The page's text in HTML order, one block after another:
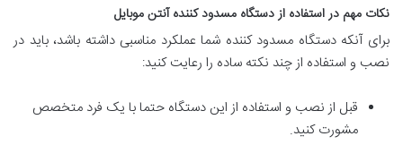
نکات مهم در استفاده از دستگاه مسدود کننده آنتن موبایل
برای آنکه دستگاه مسدود کننده شما عملکرد مناسبی داشته باشد، باید در
نصب و استفاده از چند نکته ساده را رعایت کنید:
قبل از نصب و استفاده از این دستگاه حتما با یک فرد متخصص
مشورت کنید.